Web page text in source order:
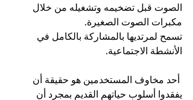
الصوت قبل تضخيمه وتشغيله من خلال
مكبرات الصوت الصغيرة.
تسمح لمرتديها بالمشاركة بالكامل في
الأنشطة الاجتماعية.
أحد مخاوف المستخدمين هو حقيقة أن
يفقدوا أسلوب حياتهم القديم بمجرد أن